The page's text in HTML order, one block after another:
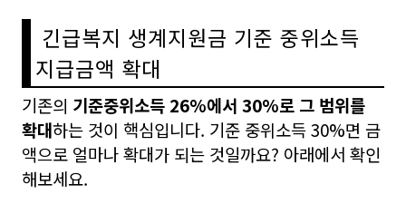
긴급복지 생계지원금 기준 중위소득
지급금액 확대
기존의 기준중위소득 26%에서 30%로 그 범위를
확대하는 것이 핵심입니다. 기준 중위소득 30%면 금
액으로 얼마나 확대가 되는 것일까요? 아래에서 확인
해보세요.